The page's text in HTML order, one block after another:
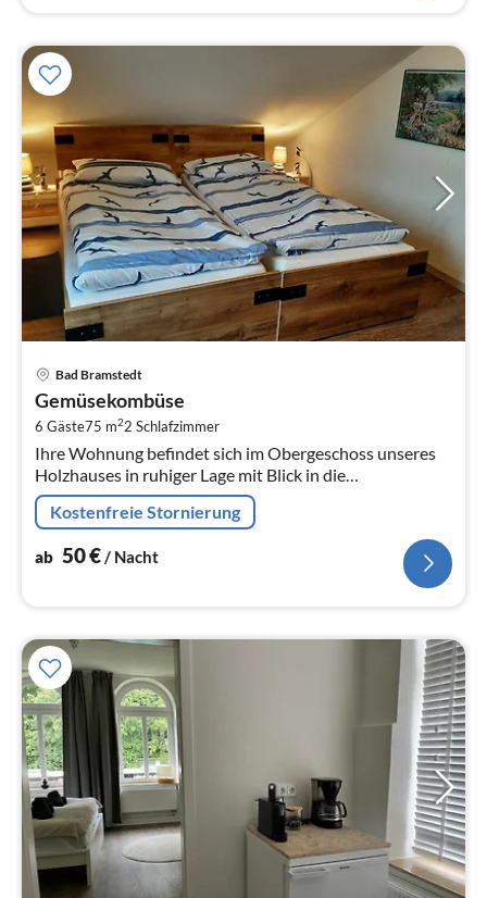
Bad Bramstedt
Gemüsekombüse
6 Gäste75 m22 Schlafzimmer
Ihre Wohnung befindet sich im Obergeschoss unseres
Holzhauses in ruhiger Lage mit Blick in die
nordfriesische Landschaft.
Kostenfreie Stornierung
ab 50€/ Nacht